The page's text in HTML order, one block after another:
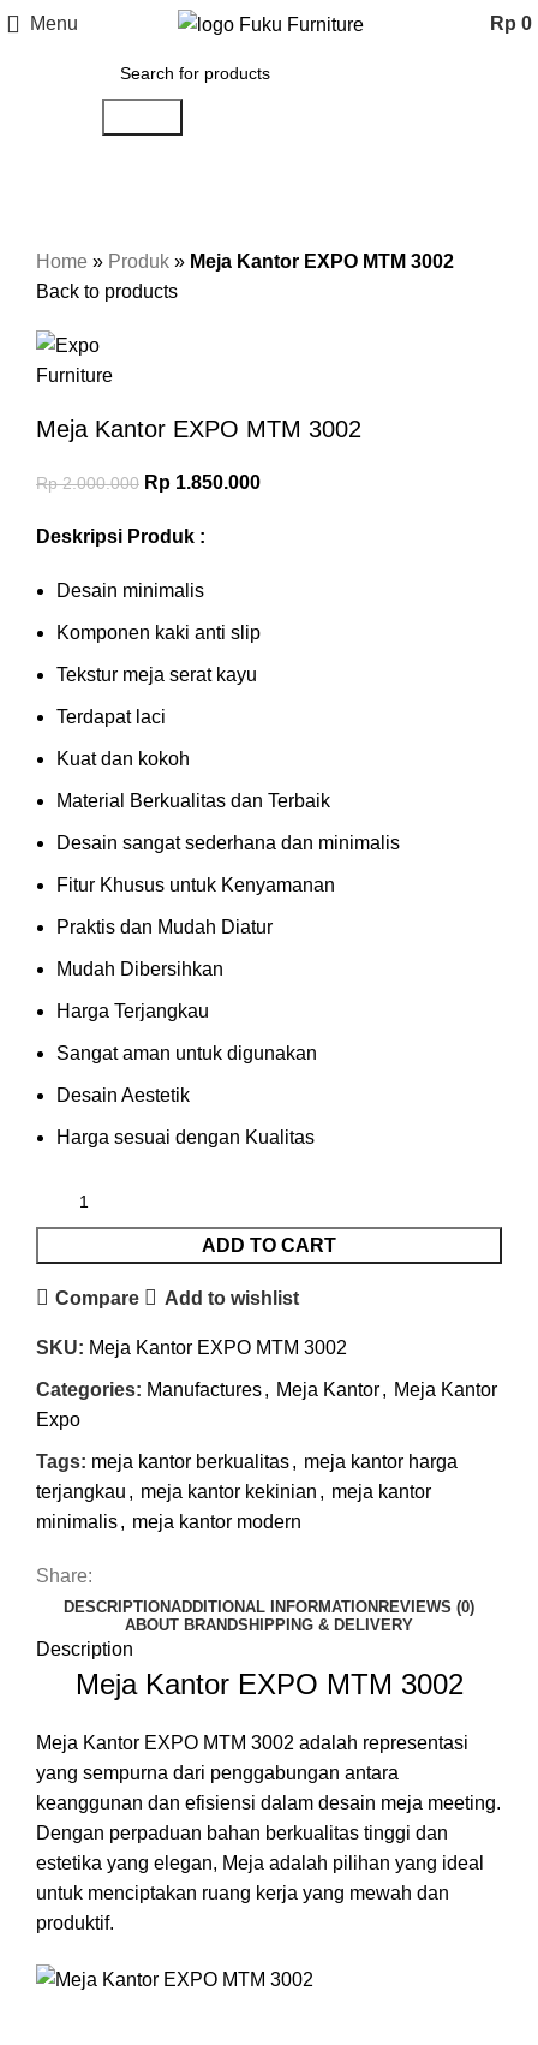
Menu Rp 0
Home » Produk » Meja Kantor EXPO MTM 3002
Back to products
Meja Kantor EXPO MTM 3002
Rp2.000.000 Rp 1.850.000
Deskripsi Produk :
Desain minimalis
Komponen kaki anti slip
Tekstur meja serat kayu
Terdapat laci
Kuat dan kokoh
Material Berkualitas dan Terbaik
Desain sangat sederhana dan minimalis
Fitur Khusus untuk Kenyamanan
Praktis dan Mudah Diatur
Mudah Dibersihkan
Harga Terjangkau
Sangat aman untuk digunakan
Desain Aestetik
Harga sesuai dengan Kualitas
ADD TO CART
Compare Add to wishlist
SKU: Meja Kantor EXPO MTM 3002
Categories: Manufactures, Meja Kantor, Meja Kantor
Expo
Tags: meja kantor berkualitas, meja kantor harga
terjangkau , meja kantor kekinian , meja kantor
minimalis, meja kantor modern
Share:
DESCRIPTIONADDITIONAL INFORMATION REVIEWS (0)
ABOUT BRANDSHIPPING & DELIVERY
Description
Meja Kantor EXPO MTM 3002
Meja Kantor EXPO MTM 3002 adalah representasi
yang sempurna dari penggabungan antara
keanggunan dan efisiensi dalam desain meja meeting.
Dengan perpaduan bahan berkualitas tinggi dan
estetika yang elegan, Meja adalah pilihan yang ideal
untuk menciptakan ruang kerja yang mewah dan
produktif.